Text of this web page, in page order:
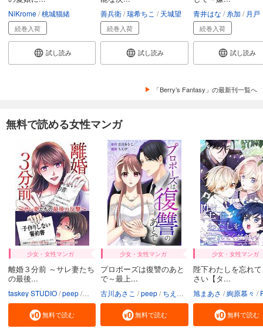
NiKrome 桃城猫緒
続巻入荷
試し読み
善兵衛 瑞希ちこ 天城望
続巻入荷
試し読み
青井はな 糸加 月戸
続巻入荷
試し読み
「Berry’s Fantasy」の最新刊一覧へ
無料で読める女性マンガ
少女・女性マンガ
離婚３分前 ～サレ妻たち
の最後...
taskey STUDIO peep ホヌッヂ いばらアオ
無料で読む
少女・女性マンガ
プロポーズは復讐のあと
で～最上...
古川あさこ peep ちえぴ taskey STUDIO
無料で読む
少女・女性マンガ
陛下わたしを忘れ
さい【タ...
旭まあさ 絢原慕々
無料で読む